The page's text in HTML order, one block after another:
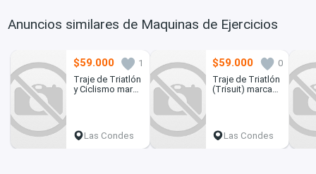
Anuncios similares de Maquinas de Ejercicios
$59.000
1
Traje de Triatlón
y Ciclismo marca
Las Condes
$59.000
0
Traje de Triatlón
(Trisuit) marca
Las Condes